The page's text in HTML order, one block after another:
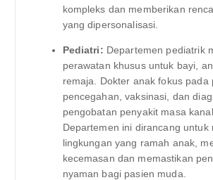
kompleks dan memberikan
yang dipersonalisasi.
Pediatri: Departemen pediatrik
perawatan khusus untuk bayi,
remaja. Dokter anak fokus pada
pencegahan, vaksinasi, dan
pengobatan penyakit masa
Departemen ini dirancang untuk
lingkungan yang ramah anak,
kecemasan dan memastikan
nyaman bagi pasien muda.